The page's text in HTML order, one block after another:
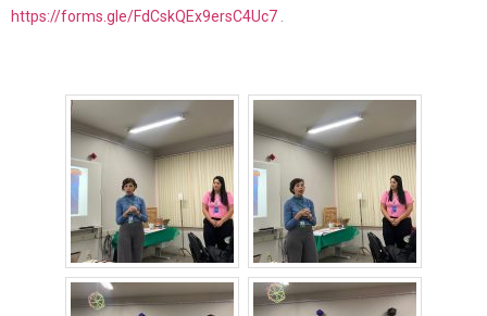
https://forms.gle/FdCskQEx9ersC4Uc7